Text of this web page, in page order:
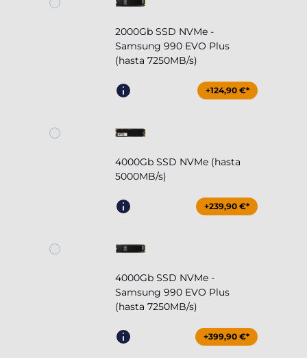
2000Gb SSD NVMe -
Samsung 990 EVO Plus
(hasta 7250MB/s)
+124,90 €*
4000Gb SSD NVMe (hasta
5000MB/s)
+239,90 €*
4000Gb SSD NVMe -
Samsung 990 EVO Plus
(hasta 7250MB/s)
+399,90 €*